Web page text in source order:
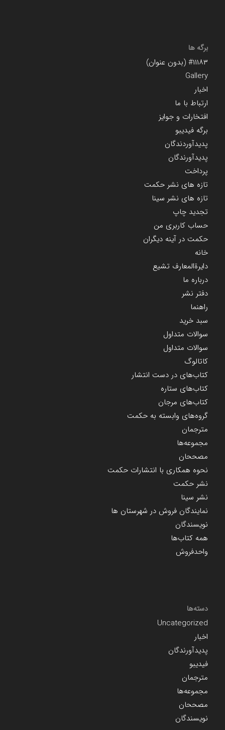
برگه ها
#۱۱۱۸۳ (بدون عنوان)
Gallery
اخبار
ارتباط با ما
افتخارات و جوایز
برگه فیدیبو
پدیدآوردندگان
پدیدآورندگان
پرداخت
تازه های نشر حکمت
تازه های نشر سینا
تجدید چاپ
حساب کاربری من
حکمت در آینه دیگران
خانه
دایرة‌المعارف تشیع
درباره ما
دفتر نشر
راهنما
سبد خرید
سوالات متداول
سوالات متداول
کاتالوگ
کتاب‌های در دست انتشار
کتاب‌های ستاره
کتاب‌های مرجان
گروه‌های وابسته به حکمت
مترجمان
مجموعه‌ها
مصححان
نحوه همکاری با انتشارات حکمت
نشر حکمت
نشر سینا
نمایندگان فروش در شهرستان ها
نویسندگان
همه کتاب‌ها
واحدفروش
دسته‌ها
Uncategorized
اخبار
پدیدآورندگان
فیدیبو
مترجمان
مجموعه‌ها
مصححان
نویسندگان